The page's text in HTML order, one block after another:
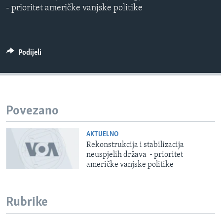
MAGAZIN
Learning English
Jezici
- prioritet američke vanjske politike
Podijeli
Povezano
AKTUELNO
Rekonstrukcija i stabilizacija
neuspjelih država - prioritet
američke vanjske politike
Rubrike